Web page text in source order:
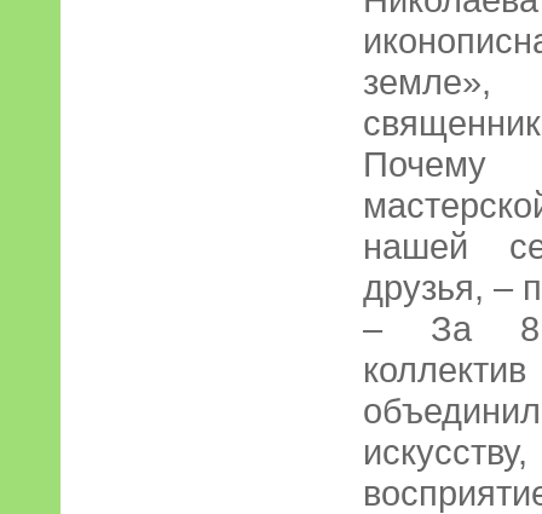
земле»,
нашей
друзья, –
– За 8